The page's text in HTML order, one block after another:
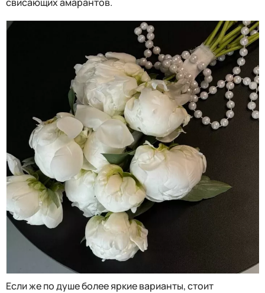
Если же по душе более яркие варианты, стоит